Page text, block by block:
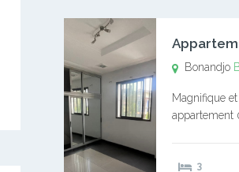
Bonandjo
Magnifique
appartement
douches 01
3